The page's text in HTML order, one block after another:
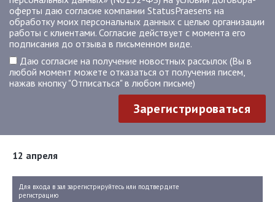
оферты даю согласие компании StatusPraesens на
обработку моих персональных данных с целью организации
работы с клиентами. Согласие действует с момента его
подписания до отзыва в письменном виде.
Даю согласие на получение новостных рассылок (Вы в
любой момент можете отказаться от получения писем,
нажав кнопку "Отписаться" в любом письме)
Зарегистрироваться
12 апреля
Для входа в зал зарегистрируйтесь или подтвердите
регистрацию